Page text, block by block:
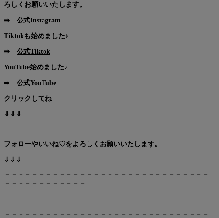
ろしくお願いいたします。
➡ 公式Instagram
Tiktokも始めました♪
➡ 公式Tiktok
YouTube始めました♪
➡ 公式YouTube
クリックしてね
⇓⇓⇓
フォローやいいね♡をよろしくお願いいたします。
⇓⇓⇓
－－－－－－－－－－－－－－－－－－－－－－－－－－－－－－
－－－－－－－－－－－－
－－－－－－－－－－－－－－－－－－－－－－－－－－－－－－